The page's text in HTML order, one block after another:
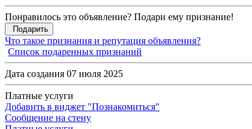
Понравилось это объявление? Подари ему признание!
Подарить
Что такое признания и репутация объявления?
Список подаренных признаний
Дата создания 07 июля 2025
Платные услуги
Добавить в виджет "Познакомиться"
Сообщение на стену